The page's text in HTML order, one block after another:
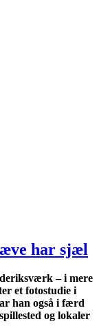
har sjæl
– i mere
et fotostudie i
han også i færd
og lokaler